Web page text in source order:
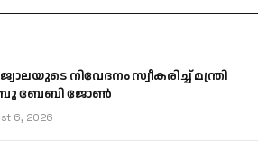
നിവേദനം സ്വീകരിച്ച് മന്ത്രി
ബേബി ജോൺ
6, 2026